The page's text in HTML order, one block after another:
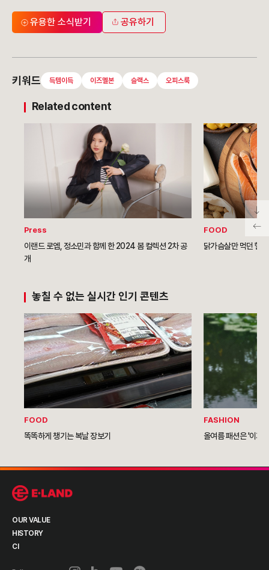
유용한 소식받기 공유하기
키워드 득템이득 이즈멜본 슬랙스 오피스룩
Related content
Press
이랜드 로엠, 정소민과 함께 한 2024 봄 컬렉션 2차 공
개
FOOD
닭가슴살만 먹던 헬
놓칠 수 없는 실시간 인기 콘텐츠
FOOD
똑똑하게 챙기는 복날 장보기
FASHION
올여름 패션은 '이지
OUR VALUE
HISTORY
CI